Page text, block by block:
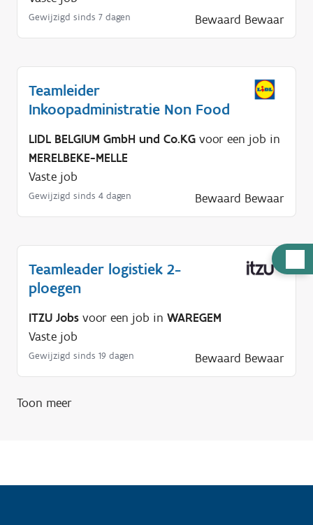
u
Gewijzigd sinds 7 dagen Bewaard Bewaar
Teamleider
Inkoopadministratie Non Food
LIDL BELGIUM GmbH und Co.KG voor een job in
MERELBEKE-MELLE
Vaste job
Gewijzigd sinds 4 dagen Bewaard Bewaar
Teamleader logistiek 2-
ploegen
ITZU Jobs voor een job in WAREGEM
Vaste job
Gewijzigd sinds 19 dagen Bewaard Bewaar
Toon meer